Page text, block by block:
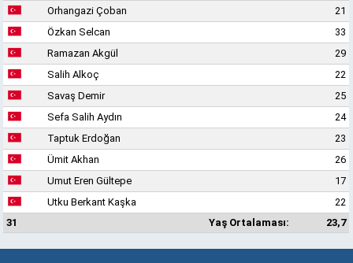
Orhangazi Çoban
21
Özkan Selcan
33
Ramazan Akgül
29
Salih Alkoç
22
Savaş Demir
25
Sefa Salih Aydın
24
Taptuk Erdoğan
23
Ümit Akhan
26
Umut Eren Gültepe
17
Utku Berkant Kaşka
22
31
Yaş Ortalaması: 23,7